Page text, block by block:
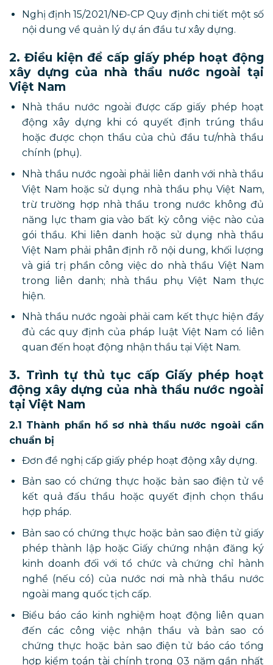
Nghị định 15/2021/NĐ-CP Quy định chi tiết một số
nội dung về quản lý dự án đầu tư xây dựng.
2. Điều kiện để cấp giấy phép hoạt động
xây dựng của nhà thầu nước ngoài tại
Việt Nam
Nhà thầu nước ngoài được cấp giấy phép hoạt
động xây dựng khi có quyết định trúng thầu
hoặc được chọn thầu của chủ đầu tư/nhà thầu
chính (phụ).
Nhà thầu nước ngoài phải liên danh với nhà thầu
Việt Nam hoặc sử dụng nhà thầu phụ Việt Nam,
trừ trường hợp nhà thầu trong nước không đủ
năng lực tham gia vào bất kỳ công việc nào của
gói thầu. Khi liên danh hoặc sử dụng nhà thầu
Việt Nam phải phân định rõ nội dung, khối lượng
và giá trị phần công việc do nhà thầu Việt Nam
trong liên danh; nhà thầu phụ Việt Nam thực
hiện.
Nhà thầu nước ngoài phải cam kết thực hiện đầy
đủ các quy định của pháp luật Việt Nam có liên
quan đến hoạt động nhận thầu tại Việt Nam.
3. Trình tự thủ tục cấp Giấy phép hoạt
động xây dựng của nhà thầu nước ngoài
tại Việt Nam
2.1 Thành phần hồ sơ nhà thầu nước ngoài cần
chuẩn bị
Đơn đề nghị cấp giấy phép hoạt động xây dựng.
Bản sao có chứng thực hoặc bản sao điện tử về
kết quả đấu thầu hoặc quyết định chọn thầu
hợp pháp.
Bản sao có chứng thực hoặc bản sao điện tử giấy
phép thành lập hoặc Giấy chứng nhận đăng ký
kinh doanh đối với tổ chức và chứng chỉ hành
nghề (nếu có) của nước nơi mà nhà thầu nước
ngoài mang quốc tịch cấp.
Biểu báo cáo kinh nghiệm hoạt động liên quan
đến các công việc nhận thầu và bản sao có
chứng thực hoặc bản sao điện tử báo cáo tổng
hợp kiểm toán tài chính trong 03 năm gần nhất